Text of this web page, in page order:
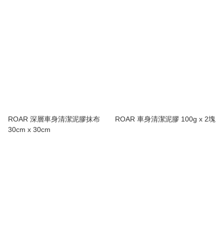
ROAR 深層車身清潔泥膠抹布
30cm x 30cm
ROAR 車身清潔泥膠 100g x 2塊